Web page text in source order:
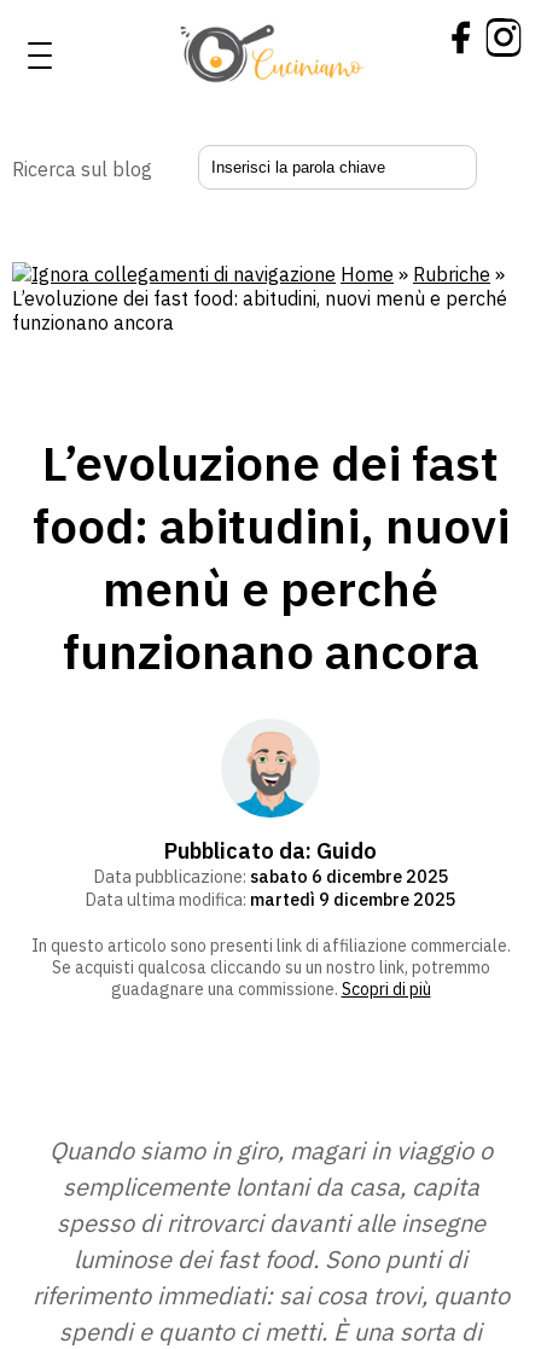
Ricerca sul blog
Home » Rubriche »
L’evoluzione dei fast food: abitudini, nuovi menù e perché
funzionano ancora
L’evoluzione dei fast
food: abitudini, nuovi
menù e perché
funzionano ancora
Pubblicato da: Guido
Data pubblicazione: sabato 6 dicembre 2025
Data ultima modifica: martedì 9 dicembre 2025
In questo articolo sono presenti link di affiliazione commerciale.
Se acquisti qualcosa cliccando su un nostro link, potremmo
guadagnare una commissione. Scopri di più
Quando siamo in giro, magari in viaggio o
semplicemente lontani da casa, capita
spesso di ritrovarci davanti alle insegne
luminose dei fast food. Sono punti di
riferimento immediati: sai cosa trovi, quanto
spendi e quanto ci metti. È una sorta di